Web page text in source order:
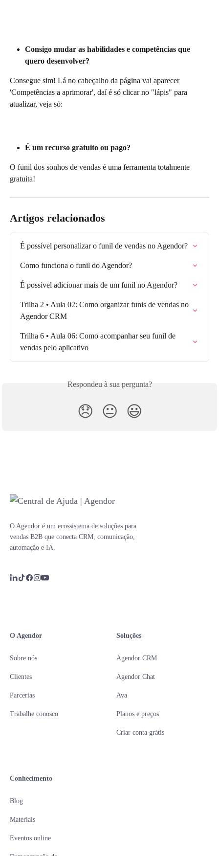
Consigo mudar as habilidades e competências que
quero desenvolver?
Consegue sim! Lá no cabeçalho da página vai aparecer
'Competências a aprimorar', daí é só clicar no "lápis" para
atualizar, veja só:
É um recurso gratuito ou pago?
O funil dos sonhos de vendas é uma ferramenta totalmente
gratuita!
Artigos relacionados
É possível personalizar o funil de vendas no Agendor?
Como funciona o funil do Agendor?
É possível adicionar mais de um funil no Agendor?
Trilha 2 • Aula 02: Como organizar funis de vendas no
Agendor CRM
Trilha 6 • Aula 06: Como acompanhar seu funil de
vendas pelo aplicativo
Respondeu à sua pergunta?
😞 😐 😃
O Agendor é um ecossistema de soluções para
vendas B2B que conecta CRM, comunicação,
automação e IA.
O Agendor
Sobre nós
Clientes
Parcerias
Trabalhe conosco
Soluções
Agendor CRM
Agendor Chat
Ava
Planos e preços
Criar conta grátis
Conhecimento
Blog
Materiais
Eventos online